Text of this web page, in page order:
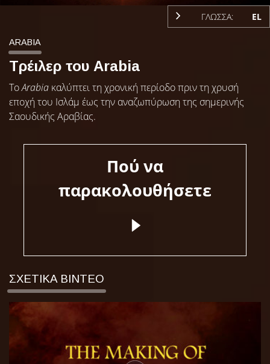
ΓΛΩΣΣΑ: EL
ARABIA
Τρέιλερ του Arabia
ΤοArabia καλύπτει τη χρονική περίοδο πριν τη χρυσή
εποχή του Ισλάμ έως την αναζωπύρωση της σημερινής
Σαουδικής Αραβίας.
Πού να
παρακολουθήσετε
ΣΧΕΤΙΚΑ ΒΙΝΤΕΟ